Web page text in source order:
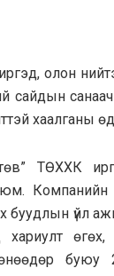
олон
сайдын
хаалганы
төв” ТӨХХК
Компанийн
үйл
өгөх,